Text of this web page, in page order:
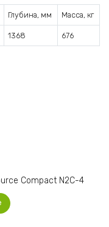
Глубина, мм Масса, кг
1368 676